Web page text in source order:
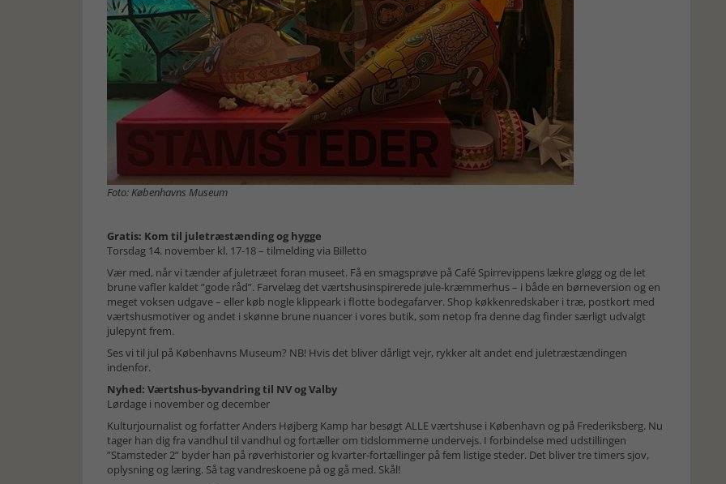
Foto: Københavns Museum
Gratis: Kom til juletræstænding og hygge
Torsdag 14. november kl. 17-18 – tilmelding via Billetto
Vær med, når vi tænder af juletræet foran museet. Få en smagsprøve på Café Spirrevippens lækre gløgg og de let
brune vafler kaldet ”gode råd”. Farvelæg det værtshusinspirerede jule-kræmmerhus – i både en børneversion og en
meget voksen udgave – eller køb nogle klippeark i flotte bodegafarver. Shop køkkenredskaber i træ, postkort med
værtshusmotiver og andet i skønne brune nuancer i vores butik, som netop fra denne dag finder særligt udvalgt
julepynt frem.
Ses vi til jul på Københavns Museum? NB! Hvis det bliver dårligt vejr, rykker alt andet end juletræstændingen
indenfor.
Nyhed: Værtshus-byvandring til NV og Valby
Lørdage i november og december
Kulturjournalist og forfatter Anders Højberg Kamp har besøgt ALLE værtshuse i København og på Frederiksberg. Nu
tager han dig fra vandhul til vandhul og fortæller om tidslommerne undervejs. I forbindelse med udstillingen
”Stamsteder 2” byder han på røverhistorier og kvarter-fortællinger på fem listige steder. Det bliver tre timers sjov,
oplysning og læring. Så tag vandreskoene på og gå med. Skål!